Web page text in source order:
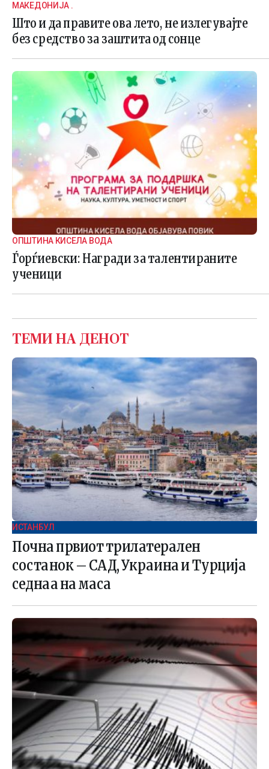
МАКЕДОНИЈА .
Што и да правите ова лето, не излегувајте
без средство за заштита од сонце
ОПШТИНА КИСЕЛА ВОДА
Ѓорѓиевски: Награди за талентираните
ученици
ТЕМИ НА ДЕНОТ
ИСТАНБУЛ
Почна првиот трилатерален
состанок – САД, Украина и Турција
седнаа на маса